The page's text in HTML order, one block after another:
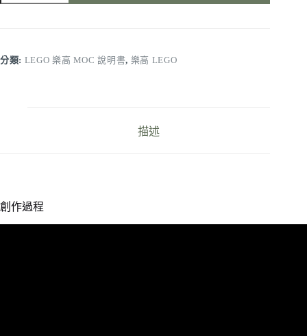
變
Apple
量
分類: LEGO 樂高 MOC 說明書, 樂高 LEGO
描述
創作過程